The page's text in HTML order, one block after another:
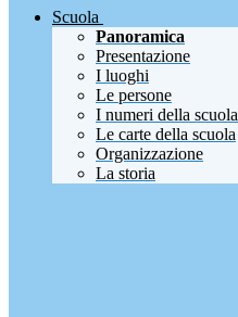
Scuola
Panoramica
Presentazione
I luoghi
Le persone
I numeri della scuola
Le carte della scuola
Organizzazione
La storia